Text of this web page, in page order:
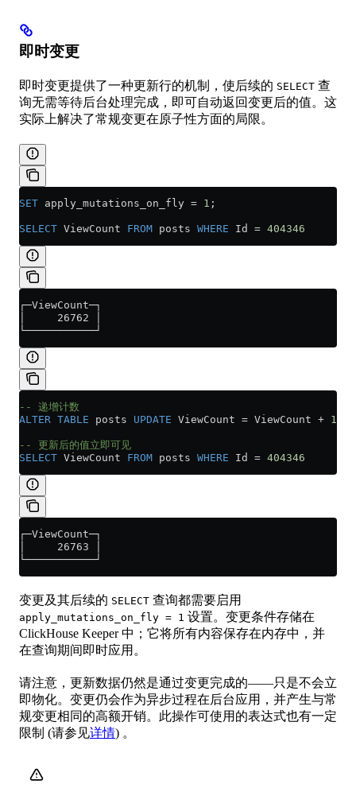
即时变更
即时变更提供了一种更新行的机制，使后续的 SELECT 查
询无需等待后台处理完成，即可自动返回变更后的值。这
实际上解决了常规变更在原子性方面的局限。
SET apply_mutations_on_fly = 1 ;
SELECT ViewCount FROM posts WHERE Id = 404346
┌─ViewCount─┐
│     26762 │
└───────────┘
-- 递增计数
ALTER TABLE posts UPDATE ViewCount = ViewCount + 1
-- 更新后的值立即可见
SELECT ViewCount FROM posts WHERE Id = 404346
┌─ViewCount─┐
│     26763 │
└───────────┘
变更及其后续的 SELECT 查询都需要启用
apply_mutations_on_fly = 1 设置。变更条件存储在
ClickHouse Keeper 中；它将所有内容保存在内存中，并
在查询期间即时应用。
请注意，更新数据仍然是通过变更完成的——只是不会立
即物化。变更仍会作为异步过程在后台应用，并产生与常
规变更相同的高额开销。此操作可使用的表达式也有一定
限制 (请参见详情) 。